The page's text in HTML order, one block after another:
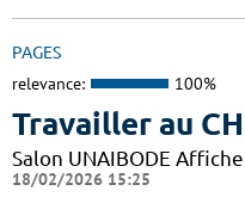
PAGES
relevance: 100%
Travailler au
Salon UNAIBODE
18/02/2026 15:25